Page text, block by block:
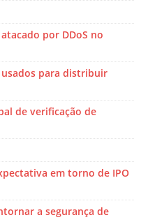
por DDoS no
usados para distribuir
de verificação de
em torno de IPO
a segurança de